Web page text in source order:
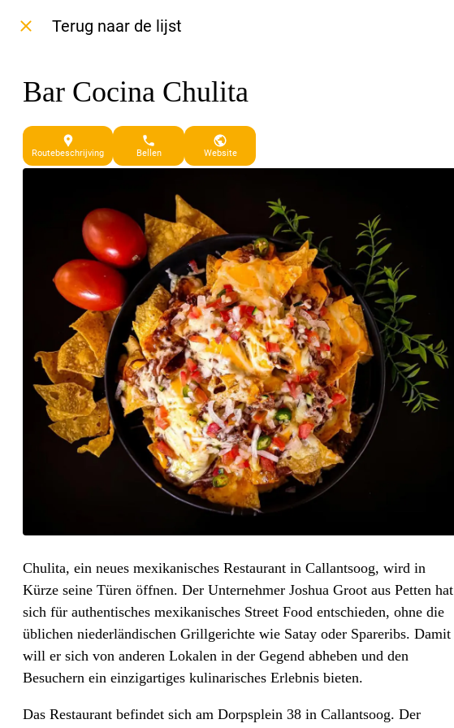
Terug naar de lijst
Bar Cocina Chulita
Routebeschrijving Bellen Website
Chulita, ein neues mexikanisches Restaurant in Callantsoog, wird in
Kürze seine Türen öffnen. Der Unternehmer Joshua Groot aus Petten hat
sich für authentisches mexikanisches Street Food entschieden, ohne die
üblichen niederländischen Grillgerichte wie Satay oder Spareribs. Damit
will er sich von anderen Lokalen in der Gegend abheben und den
Besuchern ein einzigartiges kulinarisches Erlebnis bieten.
Das Restaurant befindet sich am Dorpsplein 38 in Callantsoog. Der